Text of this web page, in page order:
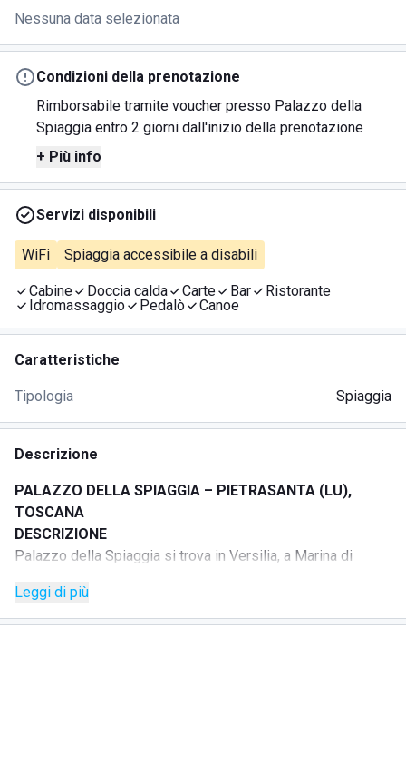
Nessuna data selezionata
Condizioni della prenotazione
Rimborsabile tramite voucher presso Palazzo della
Spiaggia entro 2 giorni dall'inizio della prenotazione
+ Più info
Servizi disponibili
WiFi Spiaggia accessibile a disabili
Cabine Doccia calda Carte Bar
Ristorante
Idromassaggio
Pedalò Canoe
Caratteristiche
Tipologia Spiaggia
Descrizione
PALAZZO DELLA SPIAGGIA – PIETRASANTA (LU),
TOSCANA
DESCRIZIONE
Palazzo della Spiaggia si trova in Versilia, a Marina di
organizzate per vivere la giornata al mare in modo
semplice e confortevole.
Leggi di più